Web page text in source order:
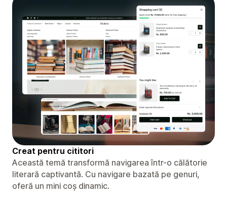
Creat pentru cititori
Această temă transformă navigarea într-o călătorie
literară captivantă. Cu navigare bazată pe genuri,
oferă un mini coș dinamic.